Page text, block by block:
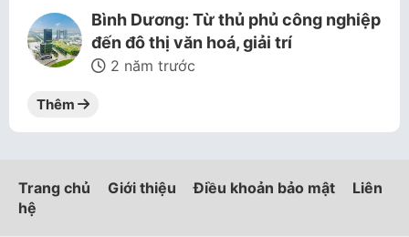
Bình Dương: Từ thủ phủ công nghiệp
đến đô thị văn hoá, giải trí
2 năm trước
Thêm
Trang chủ Giới thiệu Điều khoản bảo mật
Liên
hệ